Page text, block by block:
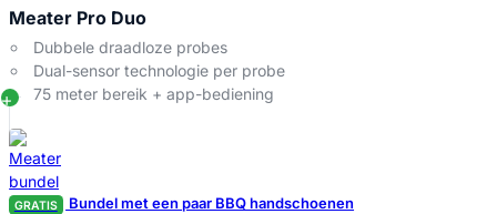
Meater Pro Duo
Dubbele draadloze probes
Dual-sensor technologie per probe
75 meter bereik + app-bediening
GRATIS Bundel met een paar BBQ handschoenen